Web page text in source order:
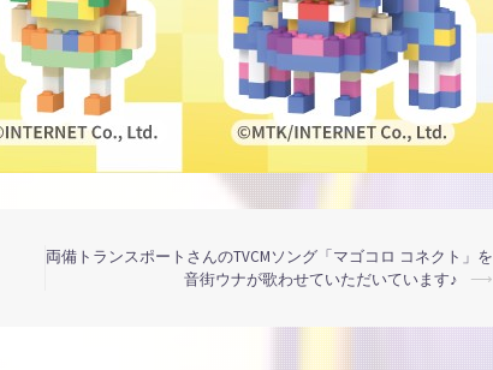
両備トランスポートさんのTVCMソング「マゴコロ コネクト」を
音街ウナが歌わせていただいています♪
⟶